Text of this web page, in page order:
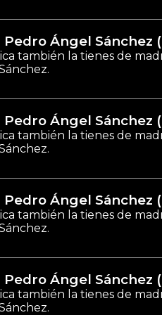
Pedro Ángel Sánchez
también la tienes de
Pedro Ángel Sánchez
también la tienes de
Pedro Ángel Sánchez
también la tienes de
Pedro Ángel Sánchez
también la tienes de